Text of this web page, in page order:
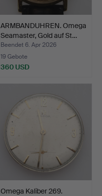
ARMBANDUHREN. Omega
Seamaster, Gold auf St…
Beendet 6. Apr 2026
19 Gebote
360 USD
Omega Kaliber 269.